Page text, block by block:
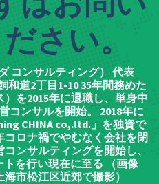
さい。
コンサルティング） 代表
道2丁目1-10 35年間務めた
を2015年に退職し、単身中
コンサルを開始。 2018年に
CHINA co,.ltd.」を独資で
コロナ禍でやむなく会社を閉
ンサルティングを開始し、
を行い現在に至る （画像
市松江区近郊で撮影）